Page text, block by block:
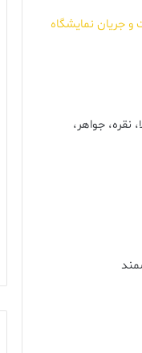
جریان نمایشگاه
نقره، جواهر،